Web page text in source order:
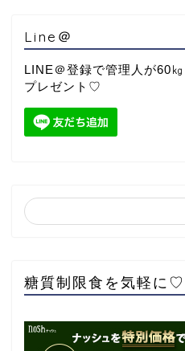
Line＠
LINE＠登録で管理人が60
プレゼント♡
糖質制限食を気軽に♡